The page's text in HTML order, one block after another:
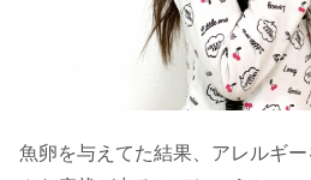
魚卵を与えてた結果、アレルギ